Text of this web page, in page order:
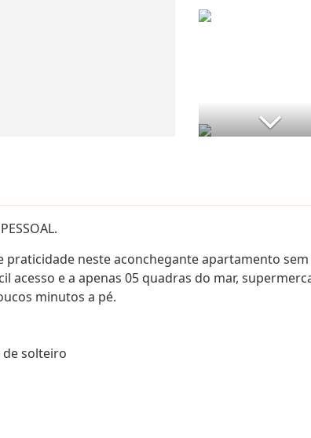
neste aconchegante apartamento sem
acesso e a apenas 05 quadras do mar,
minutos a pé.
de solteiro